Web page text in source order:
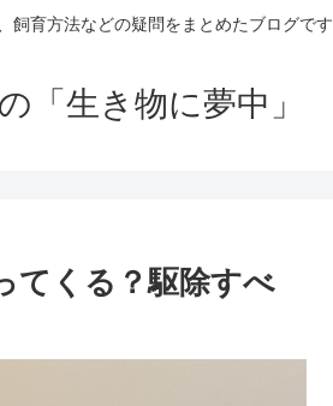
飼育方法などの疑問をまとめたブログです
「生き物に夢中」
てくる？駆除すべ